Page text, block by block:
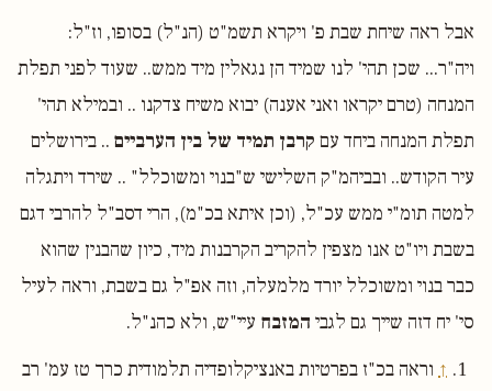
אבל ראה שיחת שבת פ' ויקרא תשמ"ט (הנ"ל) בסופו, וז"ל:
ויה"ר... שכן תהי' לנו שמיד הן נגאלין מיד ממש.. שעוד לפני תפלת
המנחה (טרם יקראו ואני אענה) יבוא משיח צדקנו .. ובמילא תהי'
תפלת המנחה ביחד עם קרבן תמיד של בין הערביים .. בירושלים
עיר הקודש.. ובביהמ"ק השלישי ש"בנוי ומשוכלל" .. שירד ויתגלה
למטה תומ"י ממש עכ"ל, (וכן איתא בכ"מ), הרי דסב"ל להרבי דגם
בשבת ויו"ט אנו מצפין להקריב הקרבנות מיד, כיון שהבנין שהוא
כבר בנוי ומשוכלל יורד מלמעלה, וזה אפ"ל גם בשבת, וראה לעיל
סי' יח דזה שייך גם לגבי המזבח עיי"ש, ולא כהנ"ל.
↑ וראה בכ"ז בפרטיות באנציקלופדיה תלמודית כרך טז עמ' רב